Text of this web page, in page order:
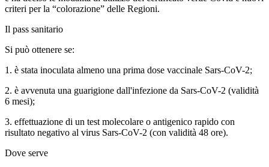
criteri per la “colorazione” delle Regioni.
Il pass sanitario
Si può ottenere se:
1. è stata inoculata almeno una prima dose vaccinale Sars-CoV-2;
2. è avvenuta una guarigione dall'infezione da Sars-CoV-2 (validità
6 mesi);
3. effettuazione di un test molecolare o antigenico rapido con
risultato negativo al virus Sars-CoV-2 (con validità 48 ore).
Dove serve